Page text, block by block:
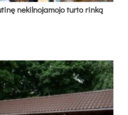
nekilnojamojo turto rinką